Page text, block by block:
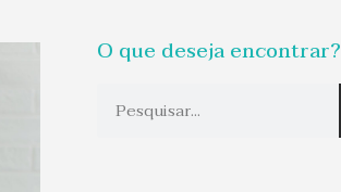
O que deseja encontrar?